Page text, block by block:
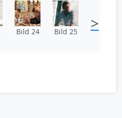
Bild 24 Bild 25 >